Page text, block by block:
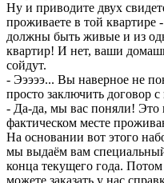
Ну и приводите двух
проживаете в той квартире
должны быть живые и из
квартир! И нет, ваши
сойдут.
- Эээээ... Вы наверное не
просто заключить договор
- Да-да, мы вас поняли! Это
фактическом месте
На основании вот этого
мы выдаём вам
конца текущего года.